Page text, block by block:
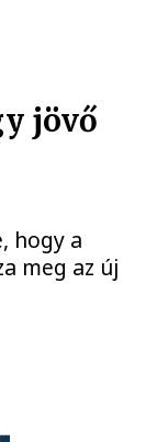
jövő
hogy a
meg az új